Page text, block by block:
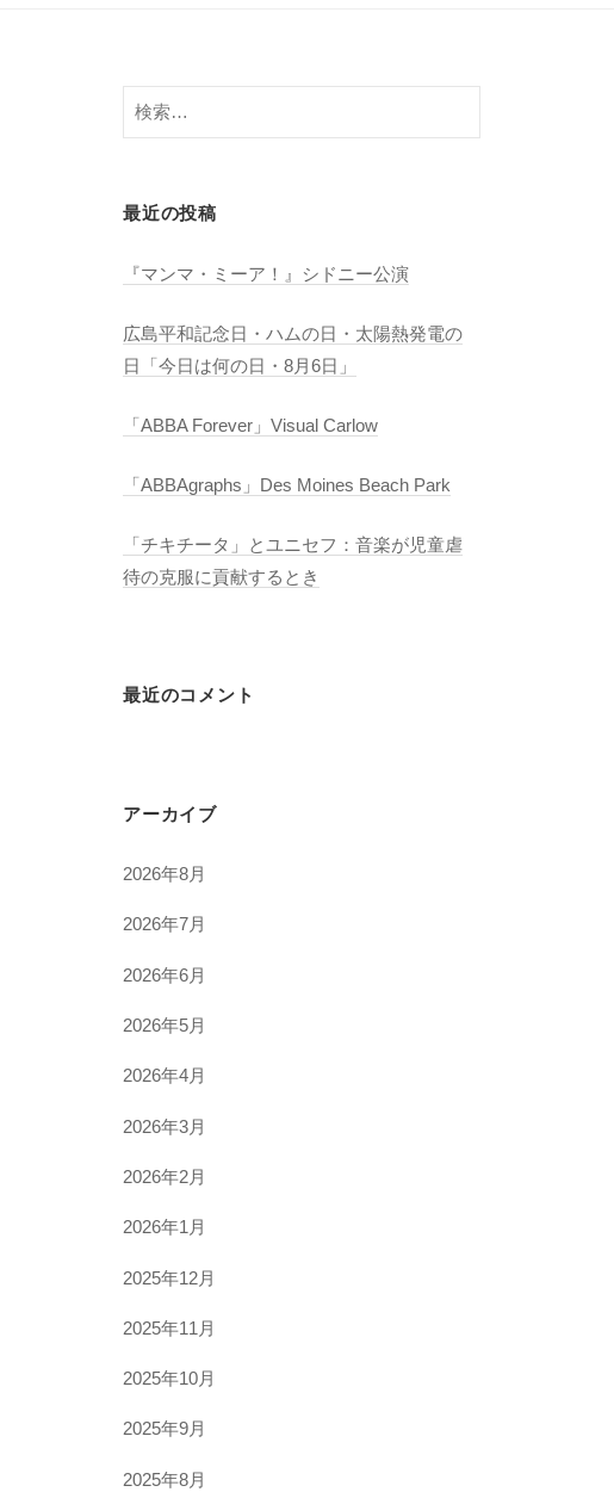
検
索:
最近の投稿
『マンマ・ミーア！』シドニー公演
広島平和記念日・ハムの日・太陽熱発電の
日「今日は何の日・8月6日」
「ABBA Forever」Visual Carlow
「ABBAgraphs」Des Moines Beach Park
「チキチータ」とユニセフ：音楽が児童虐
待の克服に貢献するとき
最近のコメント
アーカイブ
2026年8月
2026年7月
2026年6月
2026年5月
2026年4月
2026年3月
2026年2月
2026年1月
2025年12月
2025年11月
2025年10月
2025年9月
2025年8月